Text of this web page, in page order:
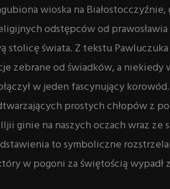
wioska na
odstępców od
stolicę świata. Z tekstu
zebrane od świadków, a niekiedy
w jeden fascynujący
prostych chłopów z
ginie na naszych oczach wraz ze
to symboliczne
w pogoni za świętością wypadł